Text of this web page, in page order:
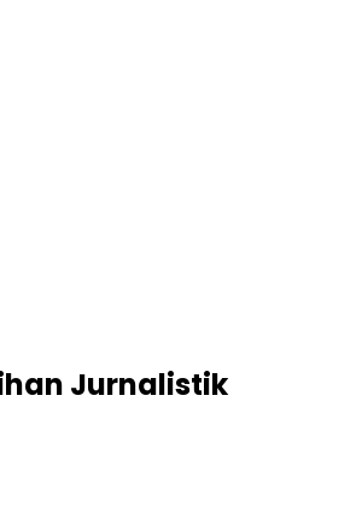
Jurnalistik